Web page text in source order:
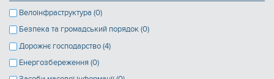
Велоінфраструктура (0)
Безпека та громадський порядок (0)
Дорожнє господарство (4)
Енергозбереження (0)